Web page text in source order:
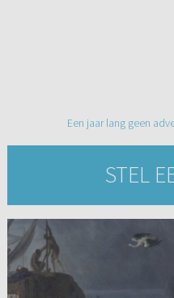
Een jaar lang geen
STEL